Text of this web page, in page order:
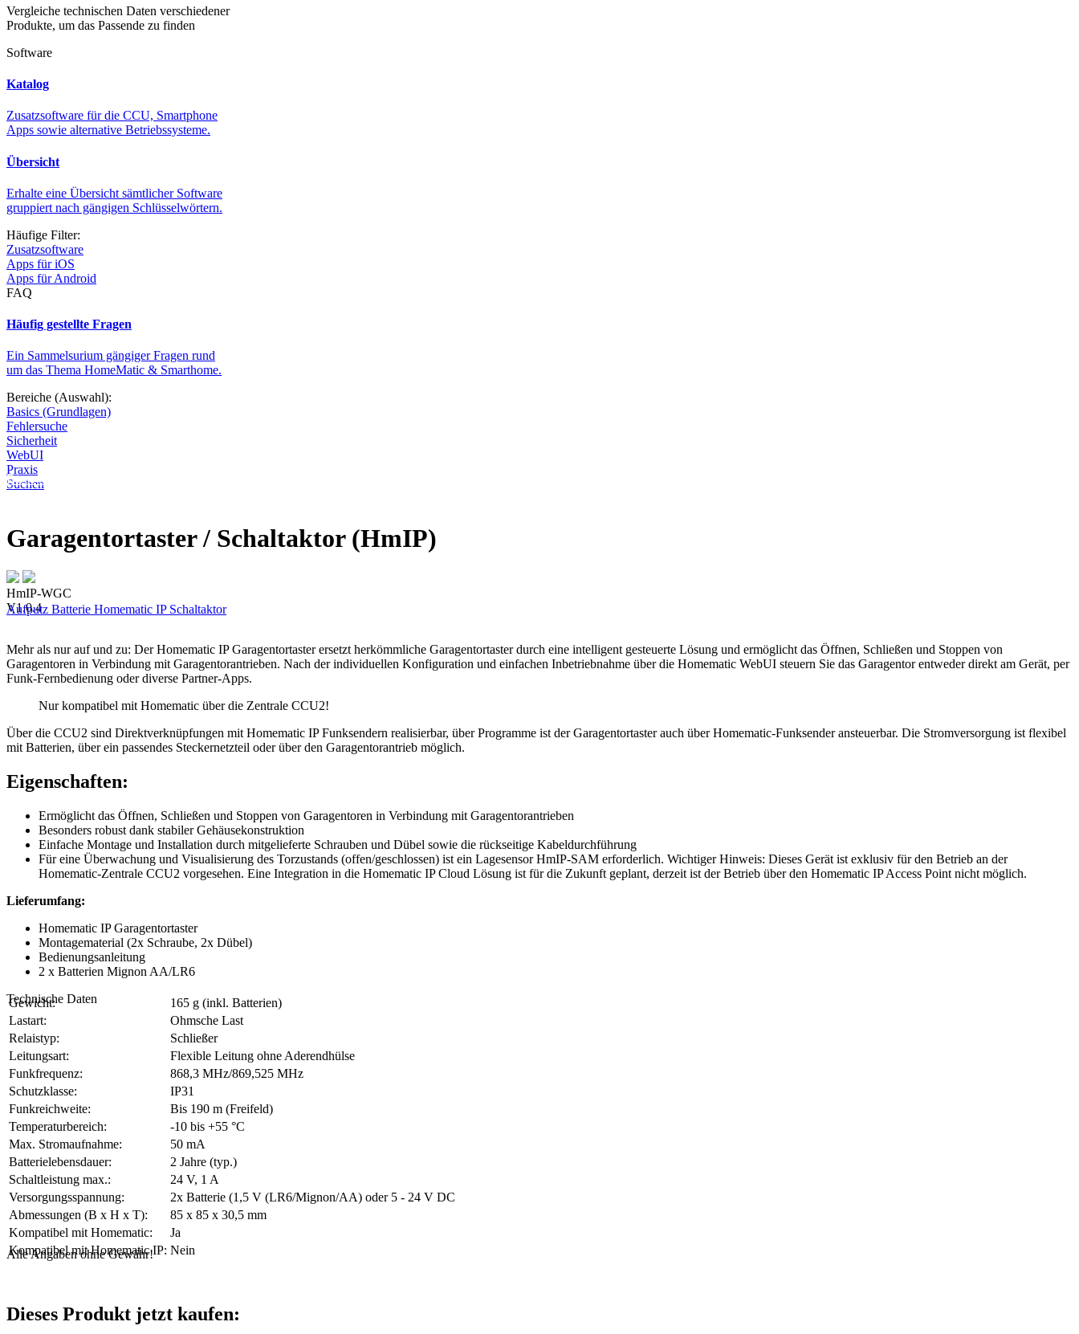
Vergleiche technischen Daten verschiedener
Produkte, um das Passende zu finden
Software
Katalog
Zusatzsoftware für die CCU, Smartphone
Apps sowie alternative Betriebssysteme.
Übersicht
Erhalte eine Übersicht sämtlicher Software
gruppiert nach gängigen Schlüsselwörtern.
Häufige Filter:
Zusatzsoftware
Apps für iOS
Apps für Android
FAQ
Häufig gestellte Fragen
Ein Sammelsurium gängiger Fragen rund
um das Thema HomeMatic & Smarthome.
Bereiche (Auswahl):
Basics (Grundlagen)
Fehlersuche
Sicherheit
WebUI
Praxis
Suchen
Diese Seite wird nicht weitergeführt, bleibt aber als digitales Archiv online. Vielen Dank für deinen Besuch!
Garagentortaster / Schaltaktor (HmIP)
HmIP-WGC
V1.0.4
Aufputz Batterie Homematic IP Schaltaktor
Mehr als nur auf und zu: Der Homematic IP Garagentortaster ersetzt herkömmliche Garagentortaster durch eine intelligent gesteuerte Lösung und ermöglicht das Öffnen, Schließen und Stoppen von
Garagentoren in Verbindung mit Garagentorantrieben. Nach der individuellen Konfiguration und einfachen Inbetriebnahme über die Homematic WebUI steuern Sie das Garagentor entweder direkt am Gerät, per
Funk-Fernbedienung oder diverse Partner-Apps.
Nur kompatibel mit Homematic über die Zentrale CCU2!
Über die CCU2 sind Direktverknüpfungen mit Homematic IP Funksendern realisierbar, über Programme ist der Garagentortaster auch über Homematic-Funksender ansteuerbar. Die Stromversorgung ist flexibel
mit Batterien, über ein passendes Steckernetzteil oder über den Garagentorantrieb möglich.
Eigenschaften:
Ermöglicht das Öffnen, Schließen und Stoppen von Garagentoren in Verbindung mit Garagentorantrieben
Besonders robust dank stabiler Gehäusekonstruktion
Einfache Montage und Installation durch mitgelieferte Schrauben und Dübel sowie die rückseitige Kabeldurchführung
Für eine Überwachung und Visualisierung des Torzustands (offen/geschlossen) ist ein Lagesensor HmIP-SAM erforderlich. Wichtiger Hinweis: Dieses Gerät ist exklusiv für den Betrieb an der
Homematic-Zentrale CCU2 vorgesehen. Eine Integration in die Homematic IP Cloud Lösung ist für die Zukunft geplant, derzeit ist der Betrieb über den Homematic IP Access Point nicht möglich.
Lieferumfang:
Homematic IP Garagentortaster
Montagematerial (2x Schraube, 2x Dübel)
Bedienungsanleitung
2 x Batterien Mignon AA/LR6
Technische Daten
Gewicht:
165 g (inkl. Batterien)
Lastart:
Ohmsche Last
Relaistyp:
Schließer
Leitungsart:
Flexible Leitung ohne Aderendhülse
Funkfrequenz:
868,3 MHz/869,525 MHz
Schutzklasse:
IP31
Funkreichweite:
Bis 190 m (Freifeld)
Temperaturbereich:
-10 bis +55 °C
Max. Stromaufnahme:
50 mA
Batterielebensdauer:
2 Jahre (typ.)
Schaltleistung max.:
24 V, 1 A
Versorgungsspannung:
2x Batterie (1,5 V (LR6/Mignon/AA) oder 5 - 24 V DC
Abmessungen (B x H x T):
85 x 85 x 30,5 mm
Kompatibel mit Homematic:
Ja
Kompatibel mit Homematic IP: Nein
Alle Angaben ohne Gewähr!
Dieses Produkt jetzt kaufen: